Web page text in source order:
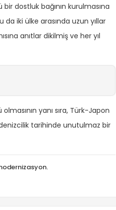
dostluk bağının kurulmasına
iki ülke arasında uzun yıllar
anıtlar dikilmiş ve her yıl
yanı sıra, Türk-Japon
tarihinde unutulmaz bir